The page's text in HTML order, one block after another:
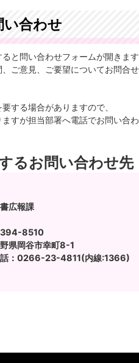
い合わせ
と問い合わせフォームが開きます
ご意見、ご要望についてお問合せ
する場合がありますので、
すが担当部署へ電話でお問い合わ
るお問い合わせ先
広報課
394-8510
県岡谷市幸町8-1
：0266-23-4811(内線:1366)